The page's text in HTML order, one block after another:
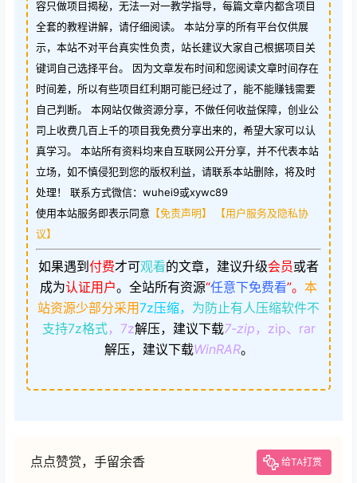
容只做项目揭秘，无法一对一教学指导，每篇文章内都含项目
全套的教程讲解，请仔细阅读。 本站分享的所有平台仅供展
示，本站不对平台真实性负责，站长建议大家自己根据项目关
键词自己选择平台。 因为文章发布时间和您阅读文章时间存在
时间差，所以有些项目红利期可能已经过了，能不能赚钱需要
自己判断。 本网站仅做资源分享，不做任何收益保障，创业公
司上收费几百上千的项目我免费分享出来的，希望大家可以认
真学习。 本站所有资料均来自互联网公开分享，并不代表本站
立场，如不慎侵犯到您的版权利益，请联系本站删除，将及时
处理！ 联系方式微信：wuhei9或xywc89
使用本站服务即表示同意 【免责声明】
【用户服务及隐私协
议】
如果遇到付费才可观看的文章，建议升级会员或者
成为认证用户。 全站所有资源“任意下免费看”。 本
站资源少部分采用7z压缩， 为防止有人压缩软件不
支持7z格式，7z解压，建议下载7-zip ，zip、rar
解压，建议下载WinRAR。
点点赞赏，手留余香 给TA打赏